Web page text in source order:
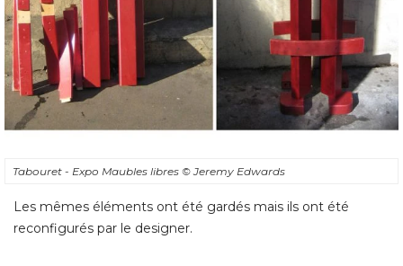
Tabouret - Expo Maubles libres © Jeremy Edwards
Les mêmes éléments ont été gardés mais ils ont été
reconfigurés par le designer.